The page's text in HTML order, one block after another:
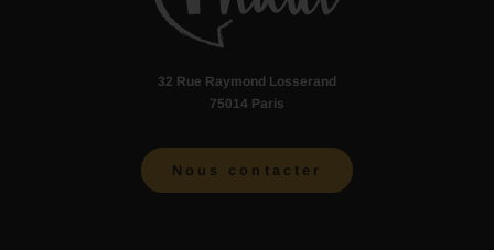
32 Rue Raymond Losserand
75014 Paris
Nous contacter